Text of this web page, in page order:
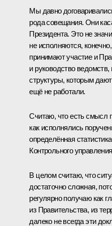
Мы давно
рода совещания. Они
Президента. Это не
не исполняются,
принимают участие и
и руководство ведомств,
структуры, которым
ещё не работали.
Считаю, что есть смысл
как исполнялись
определённая
Контрольного
В целом считаю, что
достаточно сложная,
регулярно получаю как
из Правительства, из
далеко не всегда эти